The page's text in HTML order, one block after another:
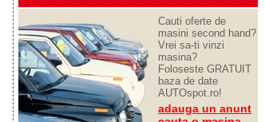
Cauti oferte de
masini second hand?
Vrei sa-ti vinzi
masina?
Foloseste GRATUIT
baza de date
AUTOspot.ro!
adauga un anunt